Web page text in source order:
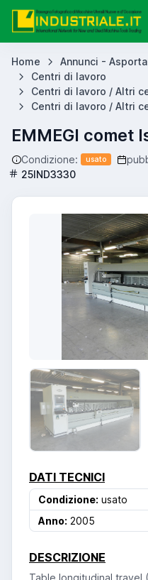
Home
Annunci -
Centri di lavoro
Centri di lavoro / Altri
Centri di lavoro / Altri
EMMEGI comet
Condizione: usato
25IND3330
DATI TECNICI
Condizione: usato
Anno: 2005
DESCRIZIONE
Table longitudinal travel